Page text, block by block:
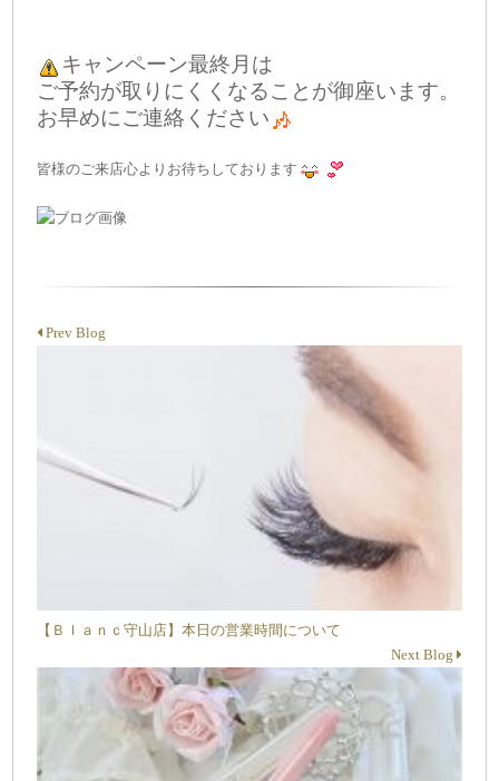
キャンペーン最終月は
ご予約が取りにくくなることが御座います。
お早めにご連絡ください
皆様のご来店心よりお待ちしております
Prev Blog
【Ｂｌａｎｃ守山店】本日の営業時間について
Next Blog